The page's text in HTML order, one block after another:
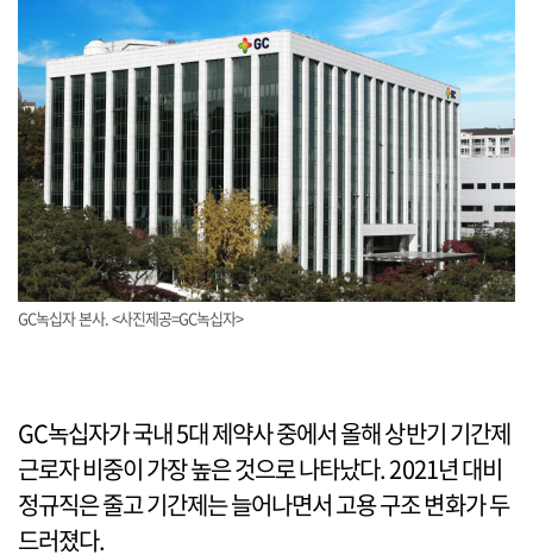
GC녹십자 본사. <사진제공=GC녹십자>
GC녹십자가 국내 5대 제약사 중에서 올해 상반기 기간제
근로자 비중이 가장 높은 것으로 나타났다. 2021년 대비
정규직은 줄고 기간제는 늘어나면서 고용 구조 변화가 두
드러졌다.